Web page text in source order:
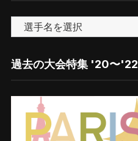
す
過去の大会特集 '20〜'22